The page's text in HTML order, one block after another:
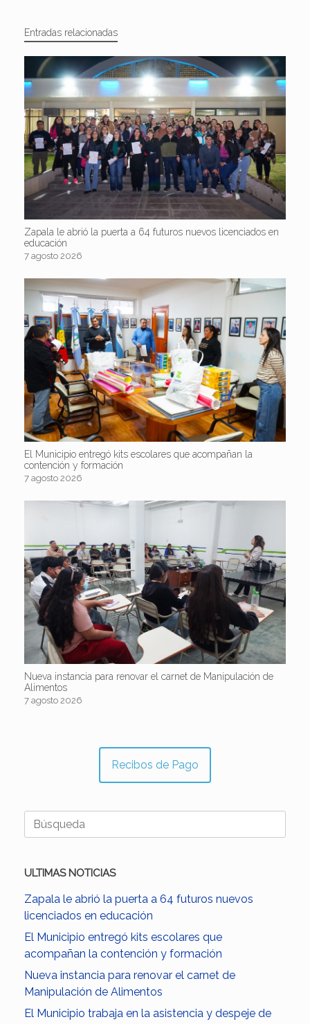
Entradas relacionadas
Zapala le abrió la puerta a 64 futuros nuevos licenciados en
educación
7 agosto 2026
El Municipio entregó kits escolares que acompañan la
contención y formación
7 agosto 2026
Nueva instancia para renovar el carnet de Manipulación de
Alimentos
7 agosto 2026
Recibos de Pago
Buscar:
ULTIMAS NOTICIAS
Zapala le abrió la puerta a 64 futuros nuevos
licenciados en educación
El Municipio entregó kits escolares que
acompañan la contención y formación
Nueva instancia para renovar el carnet de
Manipulación de Alimentos
El Municipio trabaja en la asistencia y despeje de